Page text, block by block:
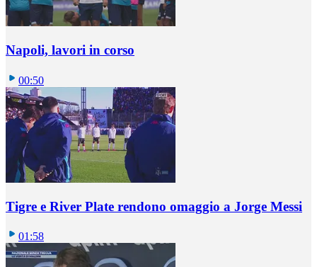
Napoli, lavori in corso
00:50
Tigre e River Plate rendono omaggio a Jorge Messi
01:58